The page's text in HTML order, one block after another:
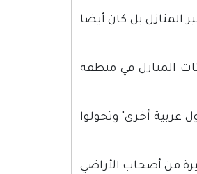
المنازل بل كان أيضا
لمئات المنازل في منطقة
عربية أخرى" وتحولوا
من أصحاب الأراضي